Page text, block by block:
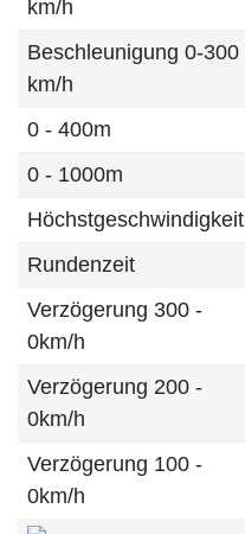
km/h
Beschleunigung 0-300
km/h
0 - 400m
0 - 1000m
Höchstgeschwindigkeit
Rundenzeit
Verzögerung 300 -
0km/h
Verzögerung 200 -
0km/h
Verzögerung 100 -
0km/h